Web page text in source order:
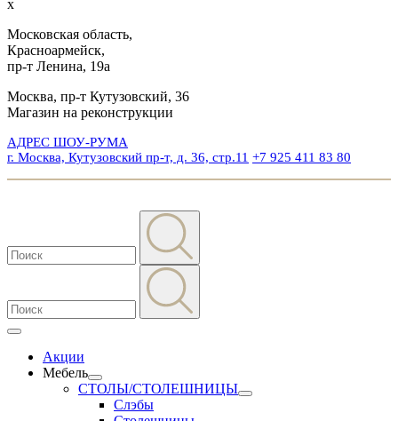
x
Московская область,
Красноармейск,
пр-т Ленина, 19а
Москва, пр-т Кутузовский, 36
Магазин на реконструкции
АДРЕС ШОУ-РУМА
г. Москва, Кутузовский пр-т, д. 36, стр.11 +7 925 411 83 80
Акции
Мебель
СТОЛЫ/СТОЛЕШНИЦЫ
Слэбы